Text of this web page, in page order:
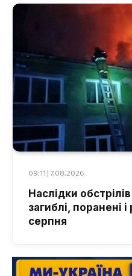
09:11 | 7.08.2026
Наслідки
загиблі, поранені
серпня